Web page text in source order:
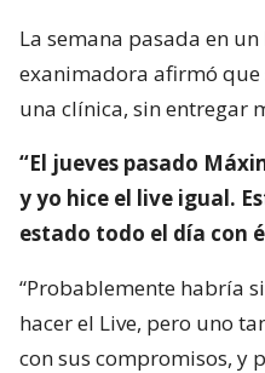
La semana pasada en
exanimadora afirmó
una clínica, sin entregar
“El jueves pasado
y yo hice el live igual.
estado todo el día con
“Probablemente habría
hacer el Live, pero uno
con sus compromisos, y